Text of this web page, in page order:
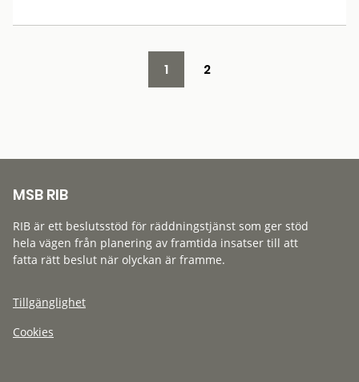
1 2
MSB RIB
RIB är ett beslutsstöd för räddningstjänst som ger stöd
hela vägen från planering av framtida insatser till att
fatta rätt beslut när olyckan är framme.
Tillgänglighet
Cookies